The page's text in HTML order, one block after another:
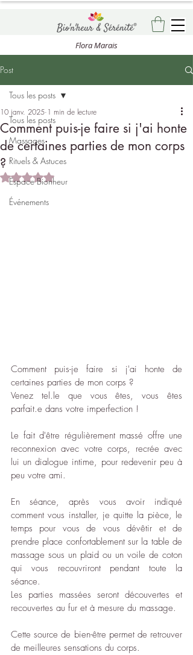
Flora Marais
Post
Tous les posts
Massages
Rituels & Astuces
Espace Bionheur
Événements
Tous les posts
Comment puis-je faire si j'ai honte
de certaines parties de mon corps
?
10 janv. 2025 1 min de lecture
Noté NaN étoiles sur 5.
Comment puis-je faire si j'ai honte de
certaines parties de mon corps ?
Venez tel.le que vous êtes, vous êtes
parfait.e dans votre imperfection !
Le fait d'être régulièrement massé offre une
reconnexion avec votre corps, recrée avec
lui un dialogue intime, pour redevenir peu à
peu votre ami.
En séance, après vous avoir indiqué
comment vous installer, je quitte la pièce, le
temps pour vous de vous dévêtir et de
prendre place confortablement sur la table de
massage sous un plaid ou un voile de coton
qui vous recouvriront pendant toute la
séance.
Les parties massées seront découvertes et
recouvertes au fur et à mesure du massage.
Cette source de bien-être permet de retrouver
de meilleures sensations du corps.